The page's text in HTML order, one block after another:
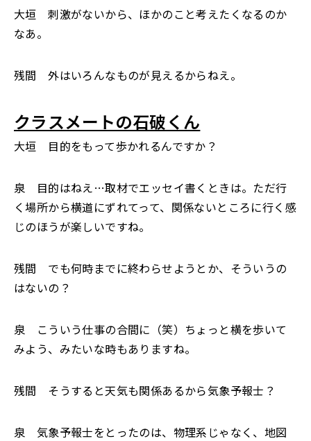
大垣 刺激がないから、ほかのこと考えたくなるのか
なあ。
残間 外はいろんなものが見えるからねえ。
クラスメートの石破くん
大垣 目的をもって歩かれるんですか？
泉 目的はねえ…取材でエッセイ書くときは。ただ行
く場所から横道にずれてって、関係ないところに行く感
じのほうが楽しいですね。
残間 でも何時までに終わらせようとか、そういうの
はないの？
泉 こういう仕事の合間に（笑）ちょっと横を歩いて
みよう、みたいな時もありますね。
残間 そうすると天気も関係あるから気象予報士？
泉 気象予報士をとったのは、物理系じゃなく、地図